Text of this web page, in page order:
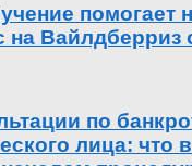
помогает
на Вайлдберриз
по
лица: что